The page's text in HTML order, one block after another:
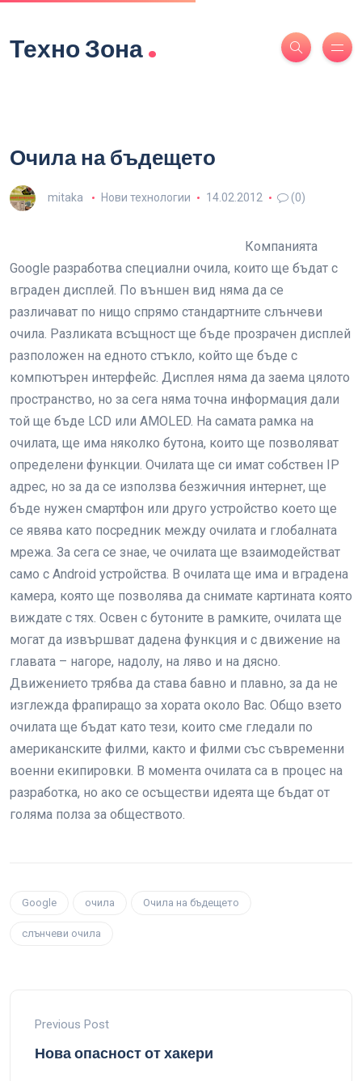
Техно Зона.
Очила на бъдещето
mitaka Нови технологии 14.02.2012 (0)
Компанията
Google разработва специални очила, които ще бъдат с
вграден дисплей. По външен вид няма да се
различават по нищо спрямо стандартните слънчеви
очила. Разликата всъщност ще бъде прозрачен дисплей
разположен на едното стъкло, който ще бъде с
компютърен интерфейс. Дисплея няма да заема цялото
пространство, но за сега няма точна информация дали
той ще бъде LCD или AMOLED. На самата рамка на
очилата, ще има няколко бутона, които ще позволяват
определени функции. Очилата ще си имат собствен IP
адрес, но за да се използва безжичния интернет, ще
бъде нужен смартфон или друго устройство което ще
се явява като посредник между очилата и глобалната
мрежа. За сега се знае, че очилата ще взаимодействат
само с Android устройства. В очилата ще има и вградена
камера, която ще позволява да снимате картината която
виждате с тях. Освен с бутоните в рамките, очилата ще
могат да извършват дадена функция и с движение на
главата – нагоре, надолу, на ляво и на дясно.
Движението трябва да става бавно и плавно, за да не
изглежда фрапиращо за хората около Вас. Общо взето
очилата ще бъдат като тези, които сме гледали по
американските филми, както и филми със съвременни
военни екипировки. В момента очилата са в процес на
разработка, но ако се осъществи идеята ще бъдат от
голяма полза за обществото.
Google очила Очила на бъдещето
слънчеви очила
Previous Post
Нова опасност от хакери